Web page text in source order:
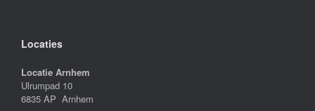
Locaties
Locatie Arnhem
Ulrumpad 10
6835 AP Arnhem